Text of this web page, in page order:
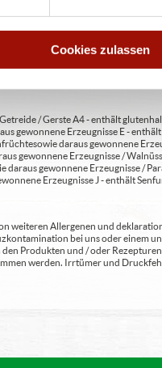
Cookies zulassen
Phosphat/en (bei
14 - kann bei übermäßigem
21 - kann Aktivität und
- mit Verdickunsmittel
/ Gerste A4 - enthält
gewonnene Erzeugnisse E -
sowie daraus gewonnene
gewonnene Erzeugnisse /
gewonnene Erzeugnisse /
Erzeugnisse J - enthält Senf
weiteren Allergenen und
bei uns oder einem
Produkten und / oder
werden. Irrtümer und